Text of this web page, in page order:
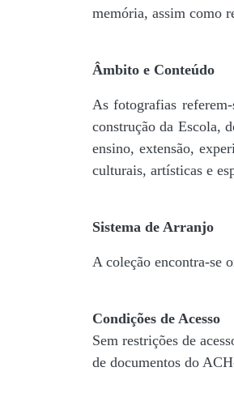
memória, assim como
Âmbito e Conteúdo
As fotografias
construção da Escola,
ensino, extensão,
culturais, artísticas e
Sistema de Arranjo
A coleção encontra-se
Condições de Acesso
Sem restrições de
de documentos do